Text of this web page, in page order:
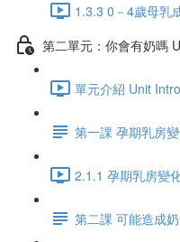
1.3.3 0－4歲母乳
第二單元：你會有奶嗎
單元介紹 Unit
第一課 孕期乳房
2.1.1 孕期乳房變
第二課 可能造成